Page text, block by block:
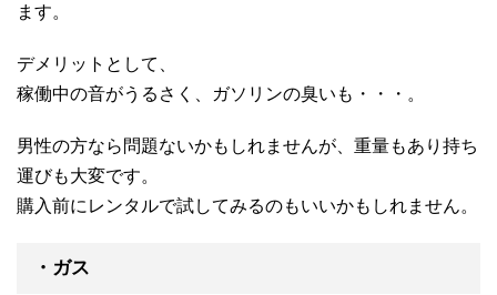
ます。
デメリットとして、
稼働中の音がうるさく、ガソリンの臭いも・・・。
男性の方なら問題ないかもしれませんが、重量もあり持ち
運びも大変です。
購入前にレンタルで試してみるのもいいかもしれません。
・ガス